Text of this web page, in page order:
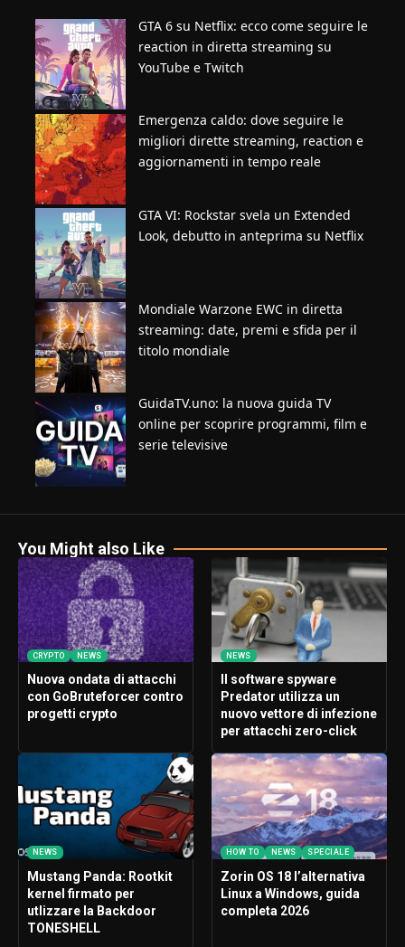
GTA 6 su Netflix: ecco come seguire le
reaction in diretta streaming su
YouTube e Twitch
Emergenza caldo: dove seguire le
migliori dirette streaming, reaction e
aggiornamenti in tempo reale
GTA VI: Rockstar svela un Extended
Look, debutto in anteprima su Netflix
Mondiale Warzone EWC in diretta
streaming: date, premi e sfida per il
titolo mondiale
GuidaTV.uno: la nuova guida TV
online per scoprire programmi, film e
serie televisive
You Might also Like
CRYPTO NEWS
Nuova ondata di attacchi
con GoBruteforcer contro
progetti crypto
NEWS
Il software spyware
Predator utilizza un
nuovo vettore di infezione
per attacchi zero-click
NEWS
Mustang Panda: Rootkit
kernel firmato per
utlizzare la Backdoor
TONESHELL
HOW TO NEWS SPECIALE
Zorin OS 18 l’alternativa
Linux a Windows, guida
completa 2026